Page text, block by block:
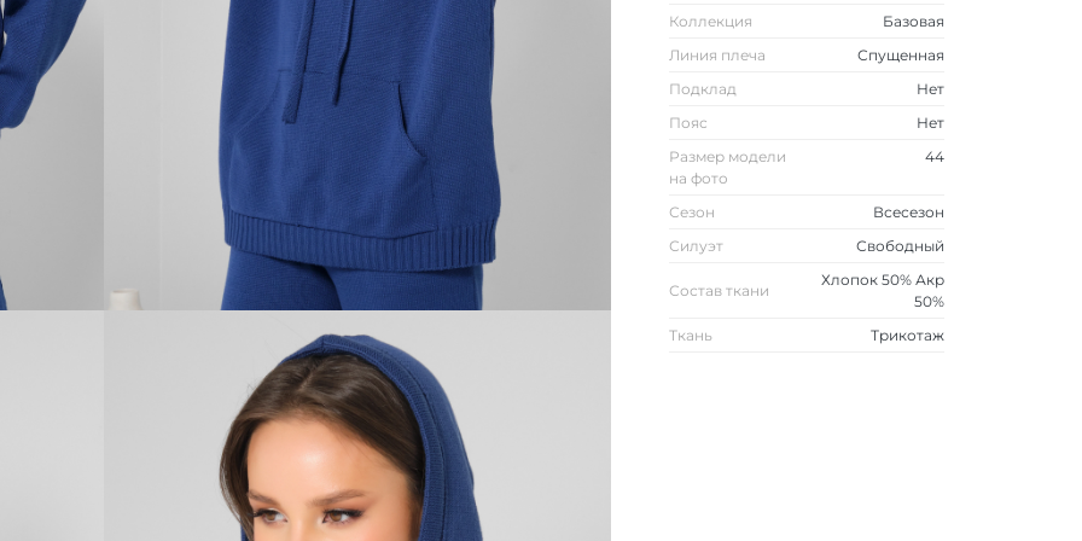
Коллекция
Базовая
Линия плеча
Спущенная
Подклад
Нет
Пояс
Нет
Размер модели
на фото
44
Сезон
Всесезон
Силуэт
Свободный
Состав ткани
Хлопок 50% Акр
50%
Ткань
Трикотаж